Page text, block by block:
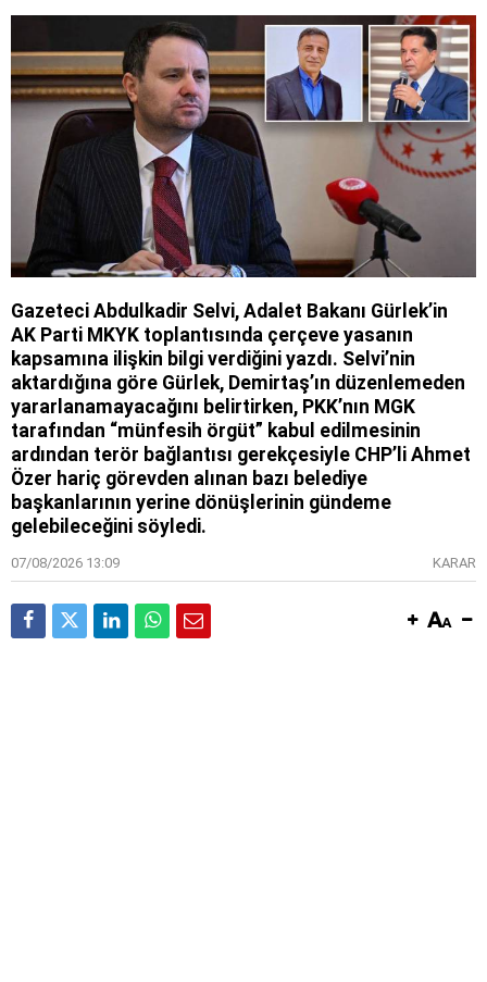
Gazeteci Abdulkadir Selvi, Adalet Bakanı Gürlek’in
AK Parti MKYK toplantısında çerçeve yasanın
kapsamına ilişkin bilgi verdiğini yazdı. Selvi’nin
aktardığına göre Gürlek, Demirtaş’ın düzenlemeden
yararlanamayacağını belirtirken, PKK’nın MGK
tarafından “münfesih örgüt” kabul edilmesinin
ardından terör bağlantısı gerekçesiyle CHP’li Ahmet
Özer hariç görevden alınan bazı belediye
başkanlarının yerine dönüşlerinin gündeme
gelebileceğini söyledi.
07/08/2026 13:09 KARAR